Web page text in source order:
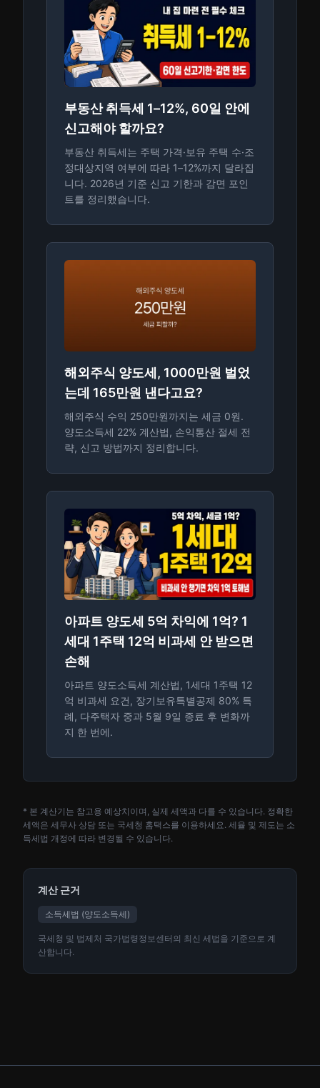
부동산 취득세 1–12%, 60일 안에
신고해야 할까요?
부동산 취득세는 주택 가격·보유 주택 수·조
정대상지역 여부에 따라 1–12%까지 달라집
니다. 2026년 기준 신고 기한과 감면 포인
트를 정리했습니다.
해외주식 양도세, 1000만원 벌었
는데 165만원 낸다고요?
해외주식 수익 250만원까지는 세금 0원.
양도소득세 22% 계산법, 손익통산 절세 전
략, 신고 방법까지 정리합니다.
아파트 양도세 5억 차익에 1억? 1
세대 1주택 12억 비과세 안 받으면
손해
아파트 양도소득세 계산법, 1세대 1주택 12
억 비과세 요건, 장기보유특별공제 80% 특
례, 다주택자 중과 5월 9일 종료 후 변화까
지 한 번에.
* 본 계산기는 참고용 예상치이며, 실제 세액과 다를 수 있습니다. 정확한
세액은 세무사 상담 또는 국세청 홈택스를 이용하세요. 세율 및 제도는 소
득세법 개정에 따라 변경될 수 있습니다.
계산 근거
소득세법 (양도소득세)
국세청 및 법제처 국가법령정보센터의 최신 세법을 기준으로 계
산합니다.